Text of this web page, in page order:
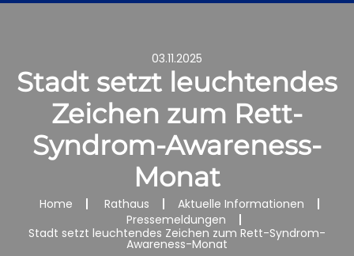
03.11.2025
Stadt setzt leuchtendes
Zeichen zum Rett-
Syndrom-Awareness-
Monat
Home Rathaus
Aktuelle Informationen
Pressemeldungen
Stadt setzt leuchtendes Zeichen zum Rett-Syndrom-
Awareness-Monat